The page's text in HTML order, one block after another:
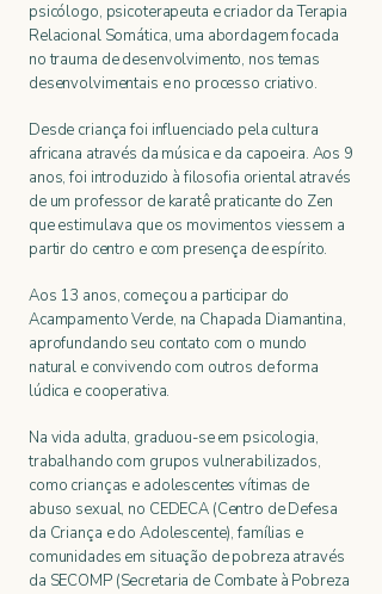
psicólogo, psicoterapeuta e criador da Terapia
Relacional Somática, uma abordagem focada
no trauma de desenvolvimento, nos temas
desenvolvimentais e no processo criativo.
Desde criança foi influenciado pela cultura
africana através da música e da capoeira. Aos 9
anos, foi introduzido à filosofia oriental através
de um professor de karatê praticante do Zen
que estimulava que os movimentos viessem a
partir do centro e com presença de espírito.
Aos 13 anos, começou a participar do
Acampamento Verde, na Chapada Diamantina,
aprofundando seu contato com o mundo
natural e convivendo com outros de forma
lúdica e cooperativa.
Na vida adulta, graduou-se em psicologia,
trabalhando com grupos vulnerabilizados,
como crianças e adolescentes vítimas de
abuso sexual, no CEDECA (Centro de Defesa
da Criança e do Adolescente), famílias e
comunidades em situação de pobreza através
da SECOMP (Secretaria de Combate à Pobreza